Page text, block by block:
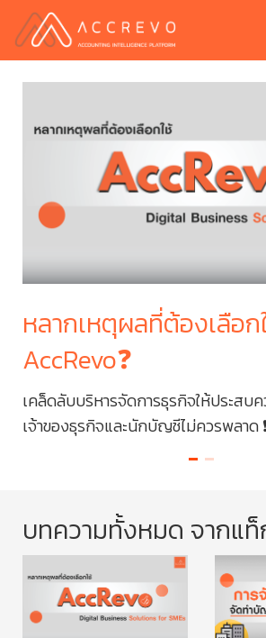
หลากเหตุผลที่ต้องเลือก
AccRevo❓
เคล็ดลับบริหารจัดการธุรกิจให้ประสบค
เจ้าของธุรกิจและนักบัญชีไม่ควรพลาด ❗️
บทความทั้งหมด จากแ